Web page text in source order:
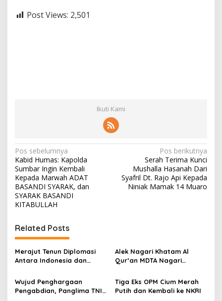
Post Views: 2,501
Ikuti Kami
N
a
v
i
g
a
s
i
p
o
s
Pos sebelumnya
Kabid Humas: Kapolda
Sumbar Ingin Kembali
Kepada Marwah ADAT
BASANDI SYARAK, dan
SYARAK BASANDI
KITABULLAH
Pos berikutnya
Serah Terima Kunci
Mushalla Hasanah Dari
Syafril Dt. Rajo Api Kepada
Niniak Mamak 14 Muaro
Related Posts
Merajut Tenun Diplomasi
Antara Indonesia dan
Alek Nagari Khatam Al
Qur’an MDTA Nagari
Wujud Penghargaan
Pengabdian, Panglima TNI
Tiga Eks OPM Cium Merah
Putih dan Kembali ke NKRI